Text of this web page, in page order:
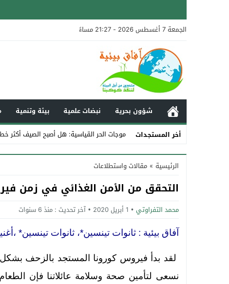
الجمعة 7 أغسطس 2026 - 21:27 مساءً
شؤون بحرية نبضات علمية بيئة وتنمية
أخر المستجدات
موجات الحر القياسية: هل أصبح الصيف أكثر
Stop
Previous
Next
الرئيسية » مقالات واستطلاعات
التحقق من الأمن الغذائي في زمن
محمد التفراوتي 1 أبريل 2020 آخر تحديث : منذ 6 سنوات
آفاق بيئية : ثانوات تينسين*، ثانوات تينسين*
لقد بدأ فيروس كورونا المستجد بالزحف بشكل
نسعى لتأمين صحة وسلامة عائلاتنا فإن